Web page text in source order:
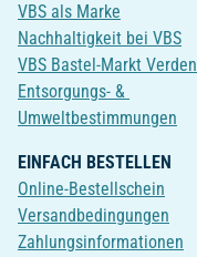
VBS als Marke
Nachhaltigkeit bei VBS
VBS Bastel-Markt Verden
Entsorgungs- &
Umweltbestimmungen
EINFACH BESTELLEN
Online-Bestellschein
Versandbedingungen
Zahlungsinformationen